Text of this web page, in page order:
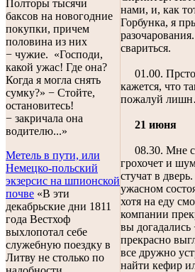
Полторы тысячи
баксов на новогодние
покупки, причем
половина из них
− чужие. «Господи,
какой ужас! Где она?
Когда я могла снять
сумку?» − Стойте,
остановитесь!
− закричала она
водителю...»
Метель в пути, или
Немецко-польский
экзерсис на шпионской
почве «В эти
декабрьские дни 1811
года Вестхоф
выхлопотал себе
служебную поездку в
Литву не столько по
нами, и, как
Горбунка, я
свариться.
01.00. Прсто
кажется, что
пожалуй
21 июня
08.30. Мне
грохочет и
стучат в
ужасном
хотя на еду
компании
вы
прекрасно
все дружно
найти кефир